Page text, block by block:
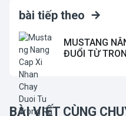
bài tiếp theo
MUSTANG
ĐUỔI TỪ
BÀI VIẾT CÙNG